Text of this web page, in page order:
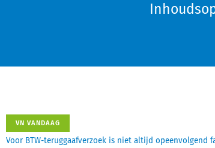
VN VANDAAG
Voor BTW-teruggaafverzoek is niet altijd opeenvolgend